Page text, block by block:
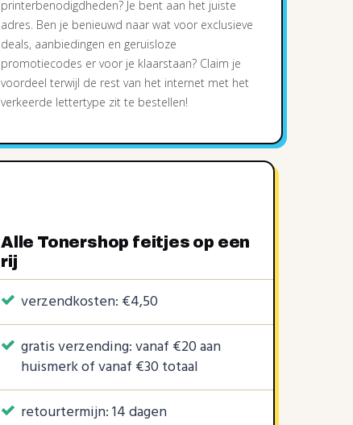
printerbenodigdheden? Je bent aan het juiste
adres. Ben je benieuwd naar wat voor exclusieve
deals, aanbiedingen en geruisloze
promotiecodes er voor je klaarstaan? Claim je
voordeel terwijl de rest van het internet met het
verkeerde lettertype zit te bestellen!
Alle Tonershop feitjes op een
rij
verzendkosten: €4,50
gratis verzending: vanaf €20 aan
huismerk of vanaf €30 totaal
retourtermijn: 14 dagen